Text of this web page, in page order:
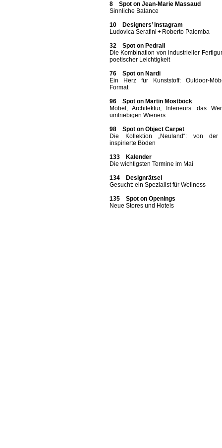
8 Spot on Jean-Marie Massaud
Sinnliche Balance
10 Designers’ Instagram
Ludovica Serafini + Roberto Palomba
32 Spot on Pedrali
Die Kombination von industrieller
poetischer Leichtigkeit
76 Spot on Nardi
Ein Herz für Kunststoff: Outdoor-
Format
96 Spot on Martin Mostböck
Möbel, Architektur, Interieurs: das
umtriebigen Wieners
98 Spot on Object Carpet
Die Kollektion „Neuland“: von der
inspirierte Böden
133 Kalender
Die wichtigsten Termine im Mai
134 Designrätsel
Gesucht: ein Spezialist für Wellness
135 Spot on Openings
Neue Stores und Hotels